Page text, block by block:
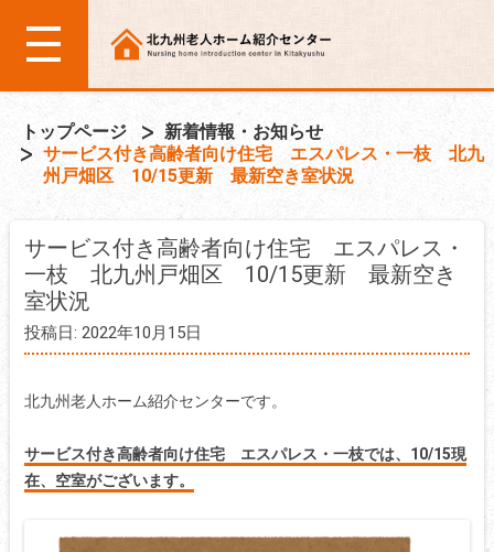
トップページ
新着情報・お知らせ
サービス付き高齢者向け住宅 エスパレス・一枝 北九
州戸畑区 10/15更新 最新空き室状況
サービス付き高齢者向け住宅 エスパレス・
一枝 北九州戸畑区 10/15更新 最新空き
室状況
投稿日: 2022年10月15日
北九州老人ホーム紹介センターです。
サービス付き高齢者向け住宅 エスパレス・一枝では、10/15現
在、 空室がございます。